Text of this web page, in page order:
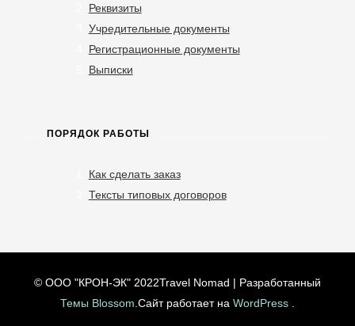
Реквизиты
Учредительные документы
Регистрационные документы
Выписки
ПОРЯДОК РАБОТЫ
Как сделать заказ
Тексты типовых договоров
© ООО "КРОН-ЭК" 2022Travel Nomad | Разработанный
Темы Blossom .Сайт работает на WordPress